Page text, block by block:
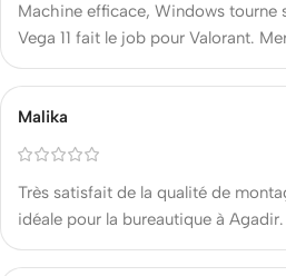
Machine efficace, Windows tourne
Vega 11 fait le job pour Valorant.
Malika
Très satisfait de la qualité de
idéale pour la bureautique à Agadir.